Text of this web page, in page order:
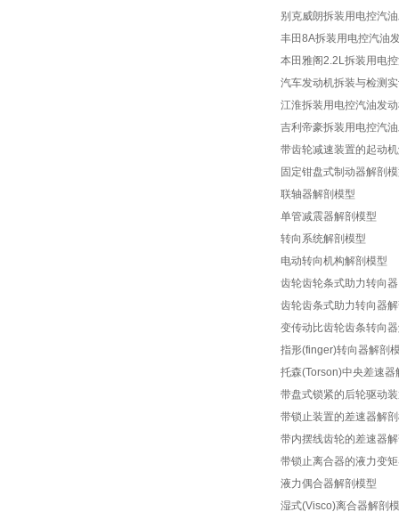
别克威朗拆装用电控汽
丰田8A拆装用电控汽油
本田雅阁2.2L拆装用电
汽车发动机拆装与检测
江淮拆装用电控汽油发
吉利帝豪拆装用电控汽
带齿轮减速装置的起动
固定钳盘式制动器解剖
联轴器解剖模型
单管减震器解剖模型
转向系统解剖模型
电动转向机构解剖模型
齿轮齿轮条式助力转向
齿轮齿条式助力转向器
变传动比齿轮齿条转向
指形(finger)转向器解剖
托森(Torson)中央差速器
带盘式锁紧的后轮驱动
带锁止装置的差速器解
带内摆线齿轮的差速器
带锁止离合器的液力变
液力偶合器解剖模型
湿式(Visco)离合器解剖